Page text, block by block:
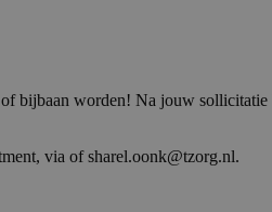
bijbaan worden! Na jouw
via of sharel.oonk@tzorg.nl.